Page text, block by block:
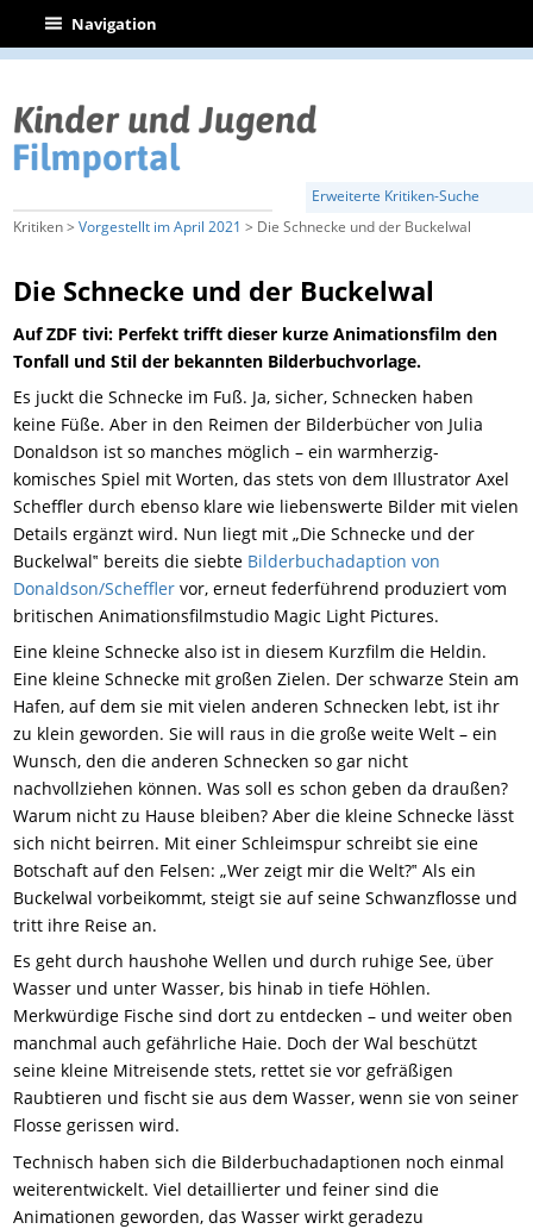
| Navigation
Erweiterte Kritiken-Suche
Kritiken >Vorgestellt im April 2021 > Die Schnecke und der Buckelwal
Die Schnecke und der Buckelwal
Auf ZDF tivi: Perfekt trifft dieser kurze Animationsfilm den
Tonfall und Stil der bekannten Bilderbuchvorlage.
Es juckt die Schnecke im Fuß. Ja,sicher, Schnecken haben
keine Füße. Aber in den Reimen der Bilderbücher von Julia
Donaldson ist so manches möglich – ein warmherzig-
komisches Spiel mit Worten,das stets von dem Illustrator Axel
Scheffler durch ebenso klare wie liebenswerte Bilder mit vielen
Details ergänzt wird. Nun liegt mit „Die Schnecke und der
Buckelwal‟ bereits die siebte Bilderbuchadaption von
Donaldson/Scheffler vor, erneut federführend produziert vom
britischen Animationsfilmstudio Magic Light Pictures.
Eine kleine Schnecke also ist in diesem Kurzfilm die Heldin.
Eine kleine Schnecke mit großen Zielen. Der schwarze Stein am
Hafen, auf dem sie mit vielen anderen Schnecken lebt, ist ihr
zu klein geworden. Sie will raus in die große weite Welt – ein
Wunsch, den die anderen Schnecken so gar nicht
nachvollziehen können. Was soll es schon geben da draußen?
Warum nicht zu Hause bleiben? Aber die kleine Schnecke lässt
sich nicht beirren. Mit einer Schleimspur schreibt sie eine
Botschaft auf den Felsen: „Wer zeigt mir die Welt?‟ Als ein
Buckelwal vorbeikommt, steigt sie auf seine Schwanzflosse und
tritt ihre Reise an.
Es geht durch haushohe Wellen und durch ruhige See, über
Wasser und unter Wasser, bis hinab in tiefe Höhlen.
Merkwürdige Fische sind dort zu entdecken – und weiter oben
manchmal auch gefährliche Haie. Doch der Wal beschützt
seine kleine Mitreisende stets, rettet sie vor gefräßigen
Raubtieren und fischt sie aus dem Wasser, wenn sie von seiner
Flosse gerissen wird.
Technisch haben sich die Bilderbuchadaptionen noch einmal
weiterentwickelt. Viel detaillierter und feiner sind die
Animationen geworden, das Wasser wirkt geradezu